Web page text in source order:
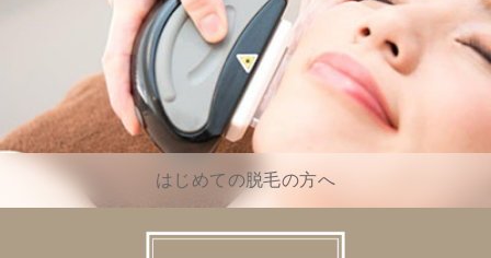
はじめての脱毛の方へ